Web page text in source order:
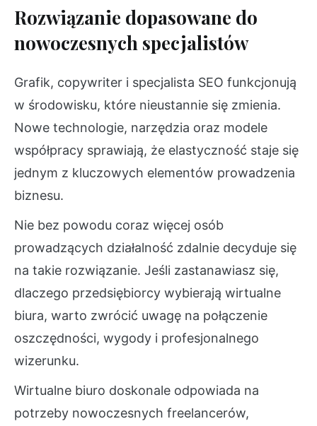
Rozwiązanie dopasowane do
nowoczesnych specjalistów
Grafik, copywriter i specjalista SEO funkcjonują
w środowisku, które nieustannie się zmienia.
Nowe technologie, narzędzia oraz modele
współpracy sprawiają, że elastyczność staje się
jednym z kluczowych elementów prowadzenia
biznesu.
Nie bez powodu coraz więcej osób
prowadzących działalność zdalnie decyduje się
na takie rozwiązanie. Jeśli zastanawiasz się,
dlaczego przedsiębiorcy wybierają wirtualne
biura, warto zwrócić uwagę na połączenie
oszczędności, wygody i profesjonalnego
wizerunku.
Wirtualne biuro doskonale odpowiada na
potrzeby nowoczesnych freelancerów,